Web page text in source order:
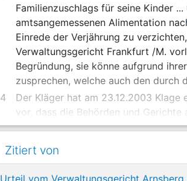
Familienzuschlags für seine Kinder
amtsangemessenen Alimentation
Einrede der Verjährung zu
Verwaltungsgericht Frankfurt /M.
Begründung, sie könne aufgrund
zusprechen, welche auch den durch
4
Der Kläger hat am 23.12.2003
vor, dass die Behörden und
vom 24.11.1998 an die dort
erreichte. Außerdem rechnete der
Zitiert von
Urteil vom Verwaltungsgericht